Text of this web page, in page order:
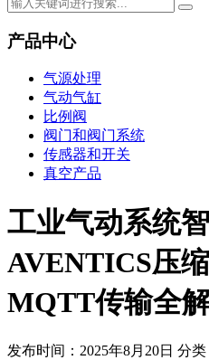
产品中心
气源处理
气动气缸
比例阀
阀门和阀门系统
传感器和开关
真空产品
工业气动系统
AVENTICS压
MQTT传输全
发布时间：2025年8月20日 分类